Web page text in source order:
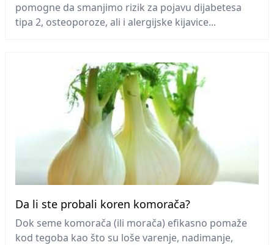
pomogne da smanjimo rizik za pojavu dijabetesa
tipa 2, osteoporoze, ali i alergijske kijavice...
Da li ste probali koren komorača?
Dok seme komorača (ili morača) efikasno pomaže
kod tegoba kao što su loše varenje, nadimanje,